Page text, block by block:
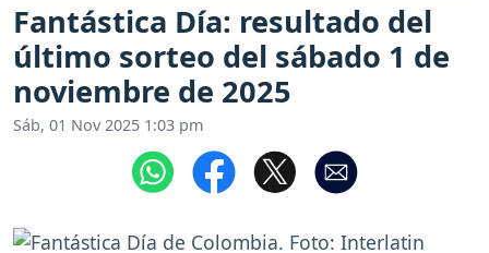
Fantástica Día: resultado del
último sorteo del sábado 1 de
noviembre de 2025
Sáb, 01 Nov 2025 1:03 pm